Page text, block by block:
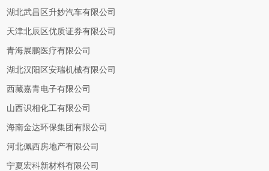
湖北武昌区升妙汽车有限公司
天津北辰区优质证券有限公司
青海展鹏医疗有限公司
湖北汉阳区安瑞机械有限公司
西藏嘉青电子有限公司
山西识相化工有限公司
海南金达环保集团有限公司
河北佩西房地产有限公司
宁夏宏科新材料有限公司